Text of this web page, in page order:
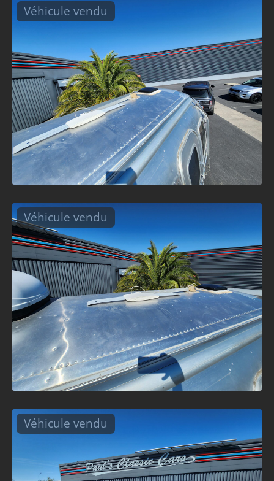
Véhicule vendu
Véhicule vendu
Véhicule vendu